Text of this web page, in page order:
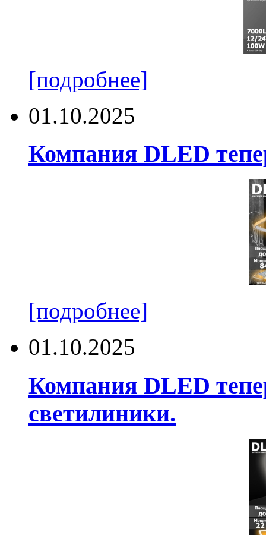
[подробнее]
01.10.2025
Компания DLED
[подробнее]
01.10.2025
Компания DLED
светилиники.